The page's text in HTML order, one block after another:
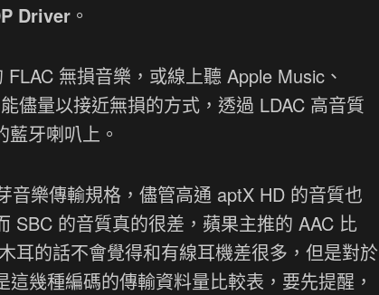
Driver 。
無損音樂，或線上聽 Apple Music、
儘量以接近無損的方式，透過 LDAC 高音質
牙喇叭上。
音樂傳輸規格，儘管高通 aptX HD 的音質也
SBC 的音質真的很差，蘋果主推的 AAC 比
耳的話不會覺得和有線耳機差很多，但是對於
幾種編碼的傳輸資料量比較表，要先提醒，